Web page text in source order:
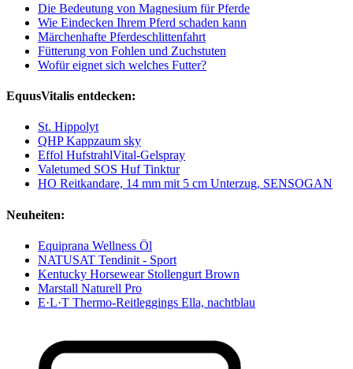
Die Bedeutung von Magnesium für Pferde
Wie Eindecken Ihrem Pferd schaden kann
Märchenhafte Pferdeschlittenfahrt
Fütterung von Fohlen und Zuchstuten
Wofür eignet sich welches Futter?
EquusVitalis entdecken:
St. Hippolyt
QHP Kappzaum sky
Effol HufstrahlVital-Gelspray
Valetumed SOS Huf Tinktur
HO Reitkandare, 14 mm mit 5 cm Unterzug, SENSOGAN
Neuheiten:
Equiprana Wellness Öl
NATUSAT Tendinit - Sport
Kentucky Horsewear Stollengurt Brown
Marstall Naturell Pro
E·L·T Thermo-Reitleggings Ella, nachtblau